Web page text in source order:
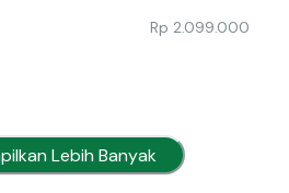
Rp 2.099.000
Lebih Banyak